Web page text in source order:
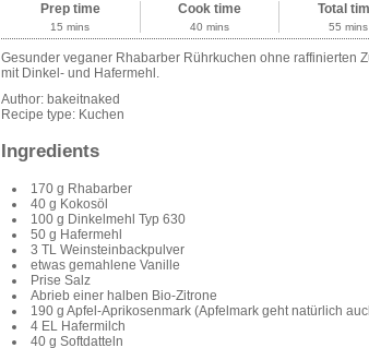
Prep time
15 mins
Cook time
40 mins
Total
55 mins
Gesunder veganer Rhabarber Rührkuchen ohne raffinierten
mit Dinkel- und Hafermehl.
Author: bakeitnaked
Recipe type: Kuchen
Ingredients
170 g Rhabarber
40 g Kokosöl
100 g Dinkelmehl Typ 630
50 g Hafermehl
3 TL Weinsteinbackpulver
etwas gemahlene Vanille
Prise Salz
Abrieb einer halben Bio-Zitrone
190 g Apfel-Aprikosenmark (Apfelmark geht natürlich
4 EL Hafermilch
40 g Softdatteln